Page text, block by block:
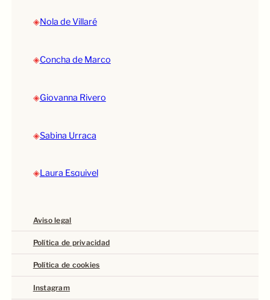
◈Nola de Villaré
◈Concha de Marco
◈Giovanna Rivero
◈Sabina Urraca
◈Laura Esquivel
Aviso legal
Política de privacidad
Política de cookies
Instagram